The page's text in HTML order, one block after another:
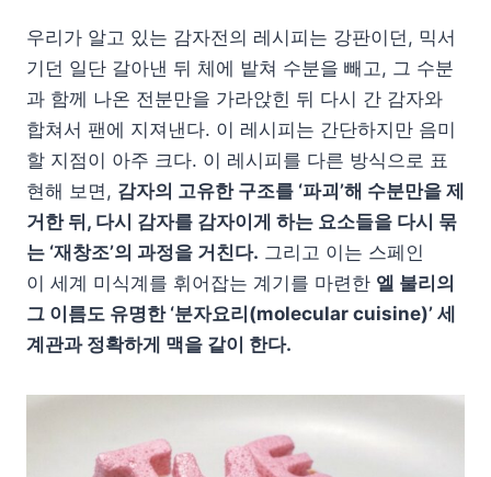
우리가 알고 있는 감자전의 레시피는 강판이던, 믹서
기던 일단 갈아낸 뒤 체에 밭쳐 수분을 빼고, 그 수분
과 함께 나온 전분만을 가라앉힌 뒤 다시 간 감자와
합쳐서 팬에 지져낸다. 이 레시피는 간단하지만 음미
할 지점이 아주 크다. 이 레시피를 다른 방식으로 표
현해 보면, 감자의 고유한 구조를 ‘파괴’해 수분만을 제
거한 뒤, 다시 감자를 감자이게 하는 요소들을 다시 묶
는 ‘재창조’의 과정을 거친다. 그리고 이는 스페인
이 세계 미식계를 휘어잡는 계기를 마련한 엘 불리의
그 이름도 유명한 ‘분자요리(molecular cuisine)’ 세
계관과 정확하게 맥을 같이 한다.